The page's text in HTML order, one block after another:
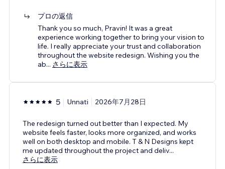
プロの返信
Thank you so much, Pravin! It was a great
experience working together to bring your vision to
life. I really appreciate your trust and collaboration
throughout the website redesign. Wishing you the
ab... さらに表示
5 Unnati 2026年7月28日
The redesign turned out better than I expected. My
website feels faster, looks more organized, and works
well on both desktop and mobile. T & N Designs kept
me updated throughout the project and deliv...
さらに表示